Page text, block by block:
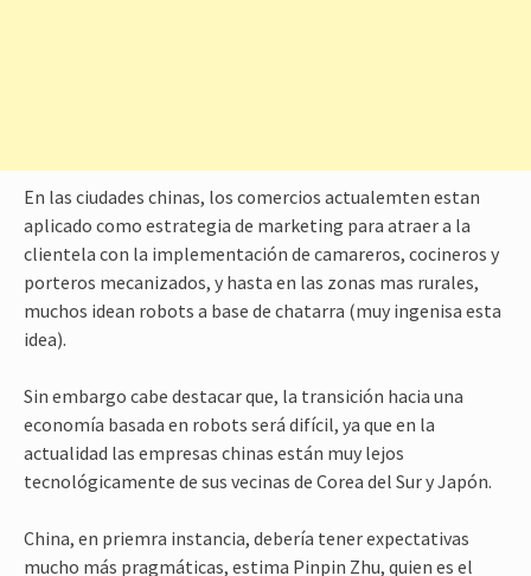
En las ciudades chinas, los comercios actualemten estan
aplicado como estrategia de marketing para atraer a la
clientela con la implementación de camareros, cocineros y
porteros mecanizados, y hasta en las zonas mas rurales,
muchos idean robots a base de chatarra (muy ingenisa esta
idea).
Sin embargo cabe destacar que, la transición hacia una
economía basada en robots será difícil, ya que en la
actualidad las empresas chinas están muy lejos
tecnológicamente de sus vecinas de Corea del Sur y Japón.
China, en priemra instancia, debería tener expectativas
mucho más pragmáticas, estima Pinpin Zhu, quien es el